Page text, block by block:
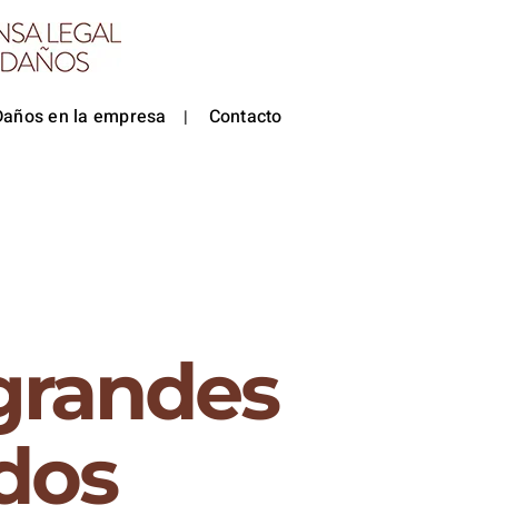
en la empresa Contacto